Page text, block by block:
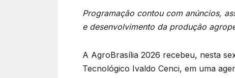
Programação contou com anúncios,
e desenvolvimento da produção
A AgroBrasília 2026 recebeu, nesta
Tecnológico Ivaldo Cenci, em uma